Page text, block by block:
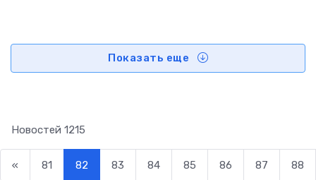
Показать еще
Новостей 1215
« 81 82 83 84 85 86 87 88